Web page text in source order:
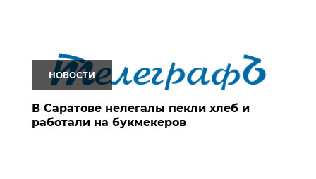
НОВОСТИ
В Саратове нелегалы пекли хлеб и
работали на букмекеров